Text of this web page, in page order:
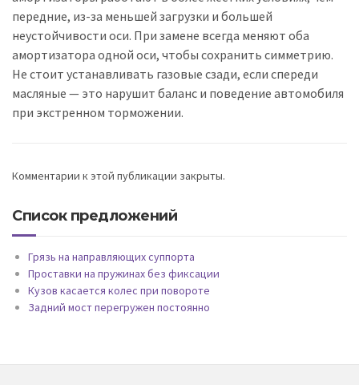
передние, из-за меньшей загрузки и большей
неустойчивости оси. При замене всегда меняют оба
амортизатора одной оси, чтобы сохранить симметрию.
Не стоит устанавливать газовые сзади, если спереди
масляные — это нарушит баланс и поведение автомобиля
при экстренном торможении.
Комментарии к этой публикации закрыты.
Список предложений
Грязь на направляющих суппорта
Проставки на пружинах без фиксации
Кузов касается колес при повороте
Задний мост перегружен постоянно